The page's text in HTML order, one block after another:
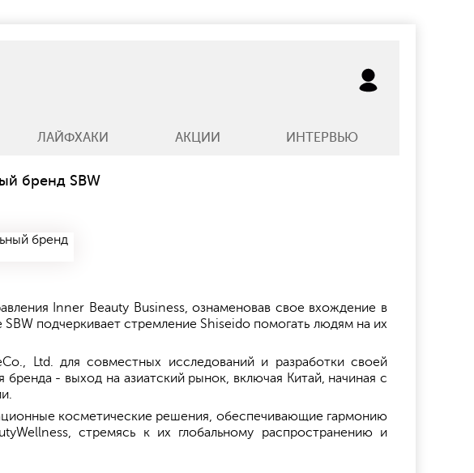
ЛАЙФХАКИ АКЦИИ ИНТЕРВЬЮ
бренд SBW
Inner Beauty Business, ознаменовав свое вхождение в
SBW подчеркивает стремление Shiseido помогать людям на их
Ltd. для совместных исследований и разработки своей
- выход на азиатский рынок, включая Китай, начиная с
косметические решения, обеспечивающие гармонию
стремясь к их глобальному распространению и